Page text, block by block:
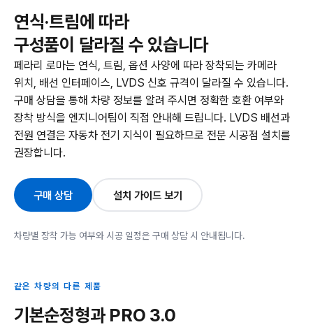
연식·트림에 따라
구성품이 달라질 수 있습니다
페라리 로마는 연식, 트림, 옵션 사양에 따라 장착되는 카메라
위치, 배선 인터페이스, LVDS 신호 규격이 달라질 수 있습니다.
구매 상담을 통해 차량 정보를 알려 주시면 정확한 호환 여부와
장착 방식을 엔지니어팀이 직접 안내해 드립니다. LVDS 배선과
전원 연결은 자동차 전기 지식이 필요하므로 전문 시공점 설치를
권장합니다.
구매 상담 설치 가이드 보기
차량별 장착 가능 여부와 시공 일정은 구매 상담 시 안내됩니다.
같은 차량의 다른 제품
기본순정형과 PRO 3.0